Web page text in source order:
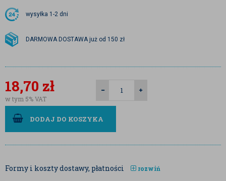
wysyłka 1-2 dni
DARMOWA DOSTAWA już od 150 zł
18,70 zł
w tym 5% VAT
DODAJ DO KOSZYKA
Formy i koszty dostawy, płatności rozwiń